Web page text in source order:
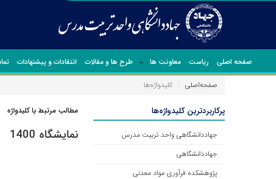
صفحه اصلی ریاست معاونت ها طرح ها و مقالات انتقادات و پیشنهادات
صفحه‌اصلی کلیدواژه‌ها
مطالب مرتبط با کلیدواژه
نمایشگاه 1400
پرکاربردترین کلیدواژه‌ها
جهاددانشگاهی واحد تربیت مدرس
جهاددانشگاهی
پژوهشکده فرآوری مواد معدنی